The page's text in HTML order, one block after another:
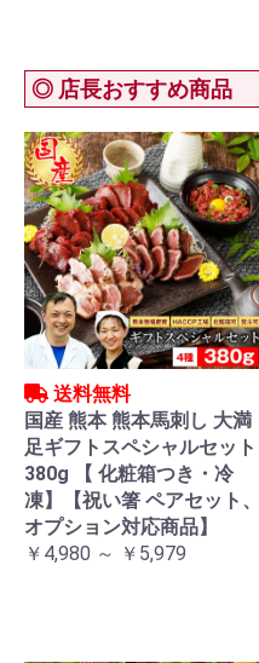
◎ 店長おすすめ商品
送料無料
国産 熊本 熊本馬刺し 大満
足ギフトスペシャルセット
380g 【 化粧箱つき・冷
凍】【祝い箸 ペアセット、
オプション対応商品】
￥4,980 ～ ￥5,979